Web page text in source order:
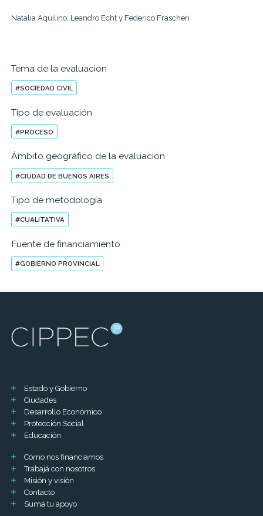
Natalia Aquilino, Leandro Echt y Federico Frascheri
Tema de la evaluación
#SOCIEDAD CIVIL
Tipo de evaluación
#PROCESO
Ámbito geográfico de la evaluación
#CIUDAD DE BUENOS AIRES
Tipo de metodología
#CUALITATIVA
Fuente de financiamiento
#GOBIERNO PROVINCIAL
Estado y Gobierno
Ciudades
Desarrollo Económico
Protección Social
Educación
Cómo nos financiamos
Trabajá con nosotros
Misión y visión
Contacto
Sumá tu apoyo